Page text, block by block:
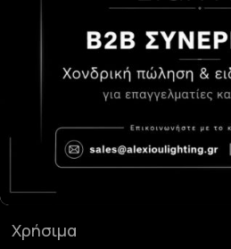
Κατάστημα Χαλάνδρι:Σαρανταπόρου
sales@alexioulighting.gr
210 283 0072
6983123181
Χρήσιμα